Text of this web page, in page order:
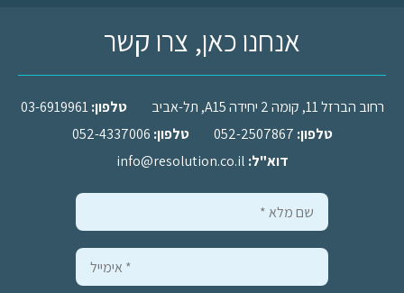
אנחנו כאן, צרו קשר
רחוב הברזל 11, קומה 2 יחידה A15, תל-אביב טלפון: 03-6919961
טלפון: 052-2507867 טלפון: 052-4337006
דוא"ל: info@resolution.co.il